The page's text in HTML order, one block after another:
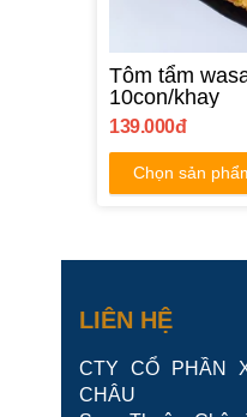
Tôm tẩm
10con/khay
139.000đ
Chọn sản
LIÊN HỆ
CTY CỔ PHẦN
CHÂU